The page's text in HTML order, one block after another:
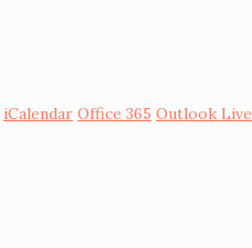
iCalendar Office 365 Outlook Live